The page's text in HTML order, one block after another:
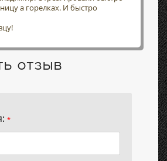
а горелках. И быстро
отзыв
*